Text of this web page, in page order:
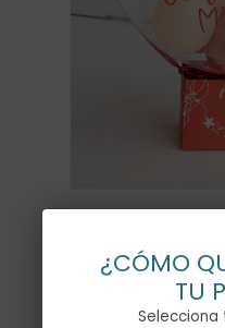
GLOBO
¿CÓMO
TU